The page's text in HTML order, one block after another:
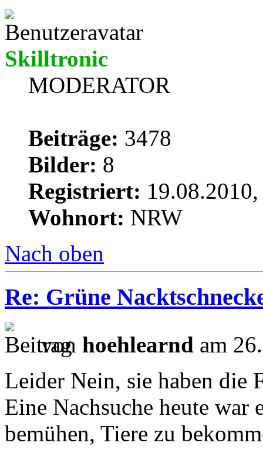
Skilltronic
MODERATOR
Beiträge: 3478
Bilder: 8
Registriert:
Wohnort: NRW
Nach oben
Re: Grüne
von hoehlearnd am
Leider Nein, sie haben die
Eine Nachsuche heute war
bemühen, Tiere zu